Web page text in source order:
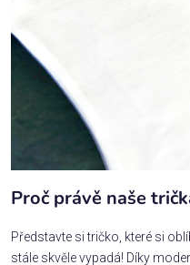
Proč právě naše
Představte si tričko, které si
stále skvěle vypadá! Díky